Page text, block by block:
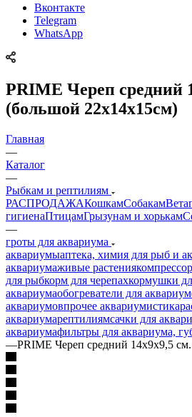
Вконтакте
Telegram
WhatsApp
PRIME Череп средний
(большой 22x14x15см)
Главная
—
Каталог
—
Рыбкам и рептилиям
РАСПРОДАЖАКошкамСобакам
гигиенаПтицамГрызунам и хорькам
—
гроты для аквариума
аквариумыаптека, химия для рыб и
аквариумаживые растения
для рыбкорм для черепахкормушки
аквариумаобогреватели для
аквариумовпрочее аквариумистика
аквариумарептилиямсачки для
аквариумафильтры для аквариума,
—PRIME Череп средний 14x9x9,5 см.